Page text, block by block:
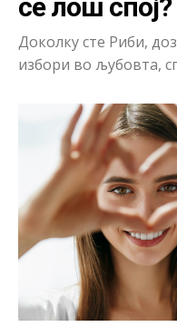
се лош спој?
Доколку сте Риби,
избори во љубовта,